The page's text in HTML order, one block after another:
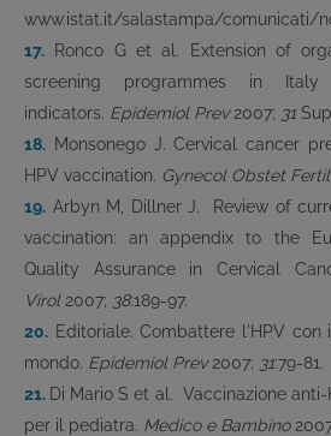
www.istat.it/salastampa/comunicati/
17. Ronco G et al. Extension of
screening programmes in
indicators. Epidemiol Prev2007; 31
18. Monsonego J. Cervical cancer
HPV vaccination. Gynecol Obstet Fertil
19. Arbyn M, Dillner J. Review of
vaccination: an appendix to the
Quality Assurance in Cervical
Virol2007; 38:189-97.
20. Editoriale. Combattere l'HPV
mondo. Epidemiol Prev2007; 31:79-81.
21. Di Mario S et al. Vaccinazione
per il pediatra. Medico e Bambino